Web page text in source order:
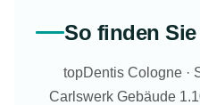
So finden
topDentis Cologne ·
Carlswerk Gebäude